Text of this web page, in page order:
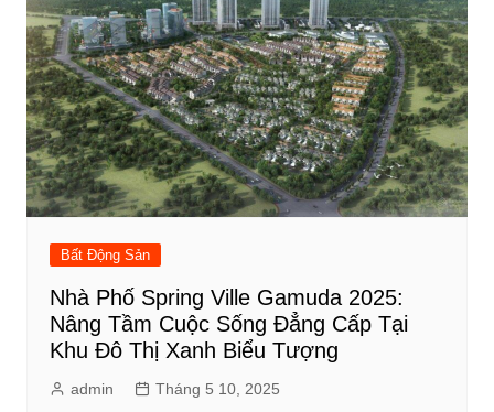
Bất Động Sản
Nhà Phố Spring Ville Gamuda 2025:
Nâng Tầm Cuộc Sống Đẳng Cấp Tại
Khu Đô Thị Xanh Biểu Tượng
admin Tháng 5 10, 2025